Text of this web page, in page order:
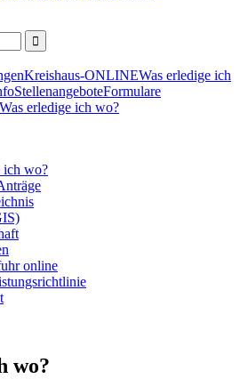
Kreishaus-ONLINEWas erledige ich
StellenangeboteFormulare
Was erledige ich wo?
ich wo?
online
wo?